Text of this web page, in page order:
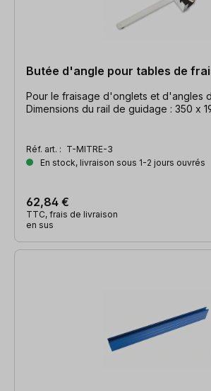
Butée d'angle pour tables de
Pour le fraisage d'onglets et d'angles
Dimensions du rail de guidage : 350 x
Réf. art. : T-MITRE-3
En stock, livraison sous 1-2 jours ouvrés
62,84 €
TTC, frais de livraison
en sus